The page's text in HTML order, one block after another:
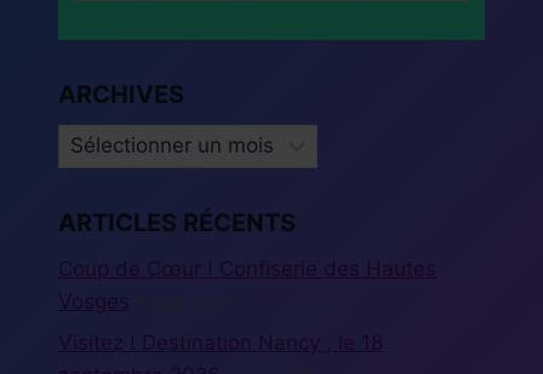
ARCHIVES
ARCHIVES
ARTICLES RÉCENTS